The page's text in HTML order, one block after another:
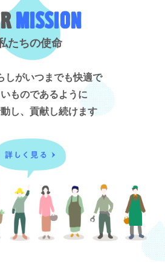
MISSION
たちの使命
しがいつまでも快適で
ものであるように
し、貢献し続けます